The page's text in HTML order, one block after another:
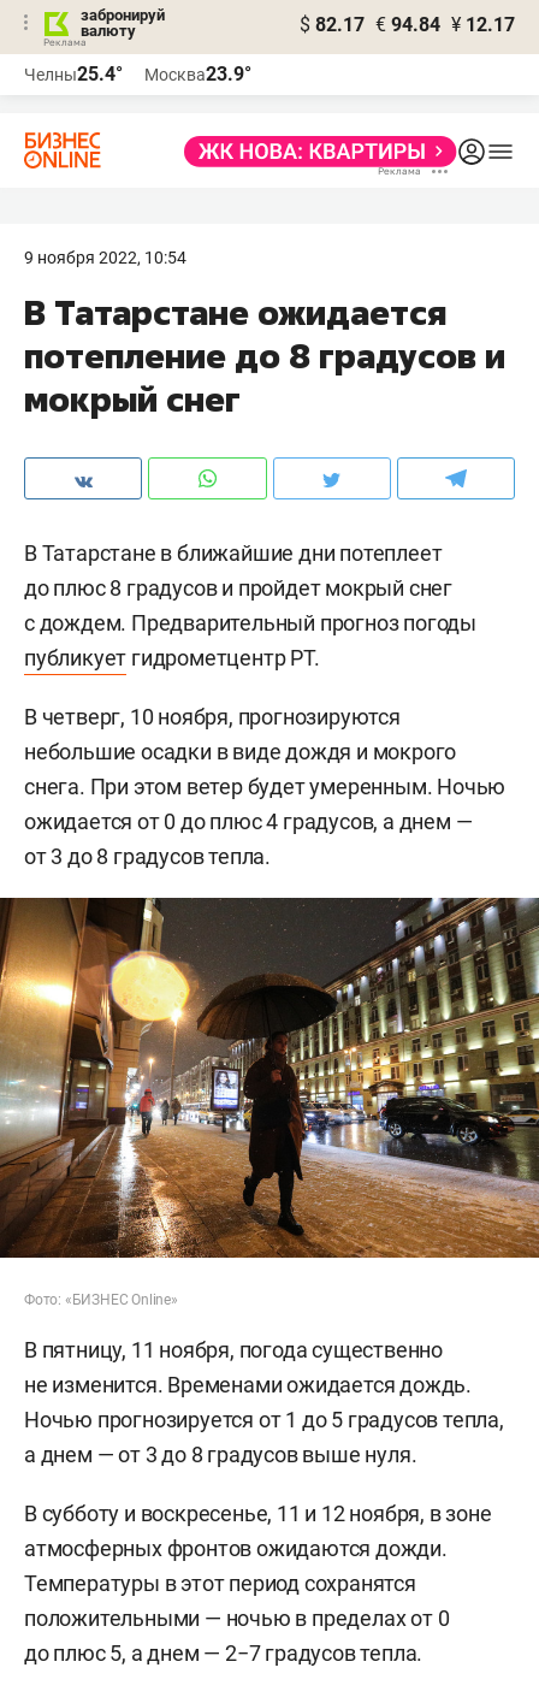
забронируй
валюту
$ 82.17 € 94.84 ¥ 12.17
Челны25.4° Москва23.9°
9 ноября 2022, 10:54
В Татарстане ожидается
потепление до 8 градусов и
мокрый снег
В Татарстане в ближайшие дни потеплеет
до плюс 8 градусов и пройдет мокрый снег
с дождем. Предварительный прогноз погоды
публикует гидрометцентр РТ.
В четверг, 10 ноября, прогнозируются
небольшие осадки в виде дождя и мокрого
снега. При этом ветер будет умеренным. Ночью
ожидается от 0 до плюс 4 градусов, а днем —
от 3 до 8 градусов тепла.
Фото: «БИЗНЕС Online»
В пятницу, 11 ноября, погода существенно
не изменится. Временами ожидается дождь.
Ночью прогнозируется от 1 до 5 градусов тепла,
а днем — от 3 до 8 градусов выше нуля.
В субботу и воскресенье, 11 и 12 ноября, в зоне
атмосферных фронтов ожидаются дожди.
Температуры в этот период сохранятся
положительными — ночью в пределах от 0
до плюс 5, а днем — 2−7 градусов тепла.